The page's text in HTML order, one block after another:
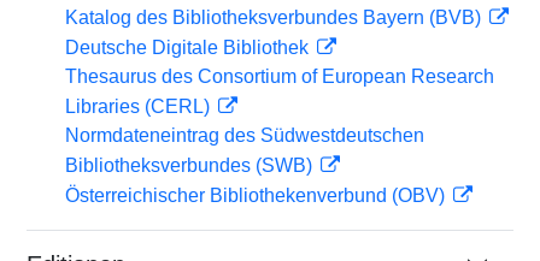
Katalog des Bibliotheksverbundes Bayern (BVB)
Deutsche Digitale Bibliothek
Thesaurus des Consortium of European Research
Libraries (CERL)
Normdateneintrag des Südwestdeutschen
Bibliotheksverbundes (SWB)
Österreichischer Bibliothekenverbund (OBV)